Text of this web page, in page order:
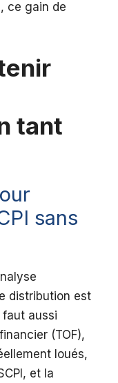
ce gain de
tant
sans
distribution est
aussi
(TOF),
loués,
et la